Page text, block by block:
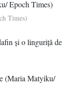
Times)
şi o linguriţă de